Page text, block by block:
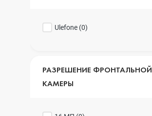
Ulefone (0)
РАЗРЕШЕНИЕ ФРОНТАЛЬНОЙ
КАМЕРЫ